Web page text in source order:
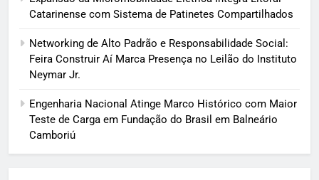
Catarinense com Sistema de Patinetes Compartilhados
Networking de Alto Padrão e Responsabilidade Social:
Feira Construir Aí Marca Presença no Leilão do Instituto
Neymar Jr.
Engenharia Nacional Atinge Marco Histórico com Maior
Teste de Carga em Fundação do Brasil em Balneário
Camboriú